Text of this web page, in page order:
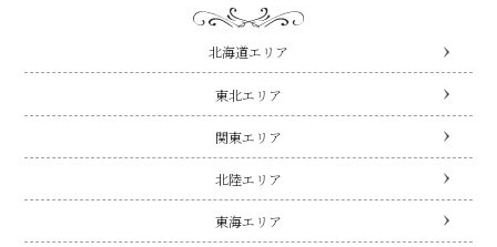
北海道エリア
東北エリア
関東エリア
北陸エリア
東海エリア